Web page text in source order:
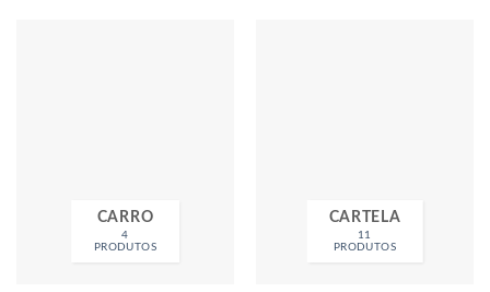
CARRO
4
PRODUTOS
CARTELA
11
PRODUTOS